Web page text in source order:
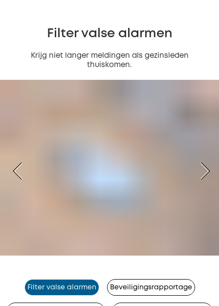
Filter valse alarmen
Krijg niet langer meldingen als gezinsleden
thuiskomen.
Filter valse alarmen Beveiligingsrapportage